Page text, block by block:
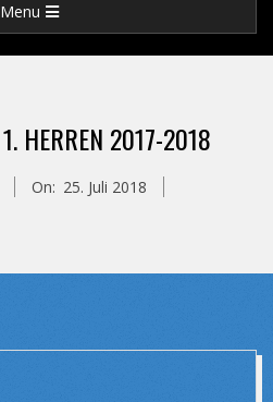
Menu
1. HERREN 2017-2018
On: 25. Juli 2018